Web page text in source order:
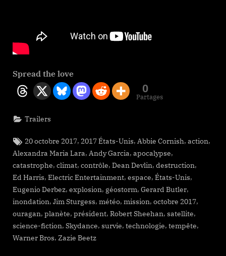
Spread the love
0
Partages
Trailers
Tags:
20 octobre 2017, 2017 États-Unis, Abbie Cornish,action,
Alexandra Maria Lara, Andy Garcia, apocalypse,
catastrophe, climat, contrôle, Dean Devlin, destruction,
Ed Harris, Electric Entertainment, espace, États-Unis,
Eugenio Derbez, explosion, géostorm, Gerard Butler,
inondation, Jim Sturgess, météo, mission, octobre 2017,
ouragan, planète, président, Robert Sheehan, satellite,
science-fiction, Skydance, survie, technologie, tempête,
Warner Bros, Zazie Beetz